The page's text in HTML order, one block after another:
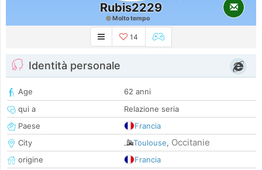
Rubis2229
Molto tempo
14
Identità personale
Age
62 anni
qui a
Relazione seria
Paese
Francia
City
Toulouse, Occitanie
origine
Francia